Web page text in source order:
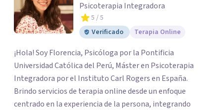
Psicoterapia Integradora
5 / 5
Verificado
Terapia Online
¡Hola! Soy Florencia, Psicóloga por la Pontificia
Universidad Católica del Perú, Máster en Psicoterapia
Integradora por el Instituto Carl Rogers en España.
Brindo servicios de terapia online desde un enfoque
centrado en la experiencia de la persona, integrando